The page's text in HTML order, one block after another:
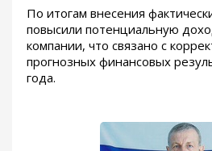
По итогам внесения
повысили потенциальную
компании, что связано с
прогнозных финансовых
года.